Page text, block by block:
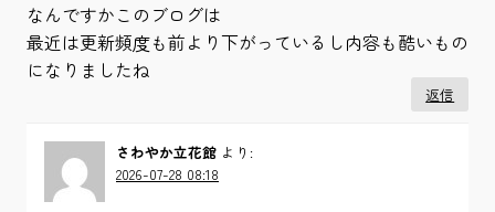
なんですかこのブログは
最近は更新頻度も前より下がっているし内容も酷いもの
になりましたね
返信
さわやか立花館 より:
2026-07-28 08:18